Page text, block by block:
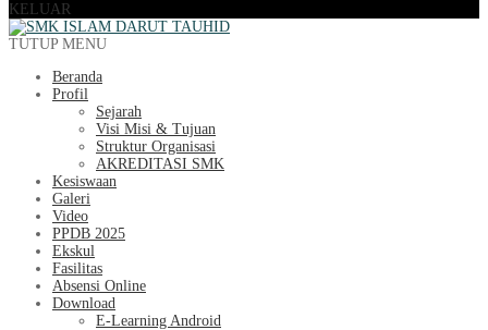
KELUAR
TUTUP MENU
Beranda
Profil
Sejarah
Visi Misi & Tujuan
Struktur Organisasi
AKREDITASI SMK
Kesiswaan
Galeri
Video
PPDB 2025
Ekskul
Fasilitas
Absensi Online
Download
E-Learning Android